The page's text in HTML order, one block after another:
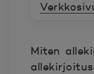
Miten